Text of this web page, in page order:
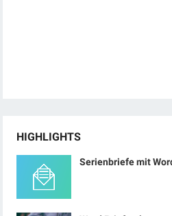
HIGHLIGHTS
Serienbriefe mit